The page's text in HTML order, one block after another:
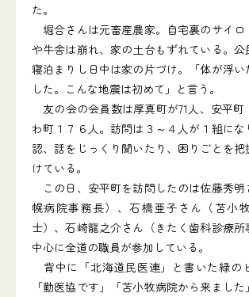
た。
堀合さんは元畜産農家。自宅裏のサイロ
や牛舎は崩れ、家の土台もずれている。公
寝泊まりし日中は家の片づけ。「体が浮
した。こんな地震は初めて」と言う。
友の会の会員数は厚真町が71人、安平町
わ町１７６人。訪問は３～４人が１組にな
認、話をじっくり聞いたり、困りごとを把
けている。
この日、安平町を訪問したのは佐藤秀明
幌病院事務長）、石橋亜子さん（苫小
士）、石崎龍之介さん（きたく歯科診療所
中心に全道の職員が参加している。
背中に「北海道民医連」と書いた緑の
「勤医協です」「苫小牧病院から来まし